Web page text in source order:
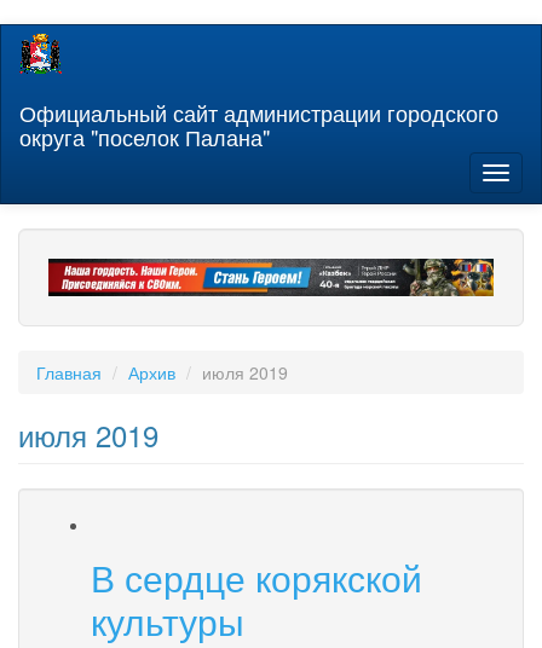
Перейти
содержанию
Официальный сайт администрации городского
округа "поселок Палана"
Главная Архив июля 2019
июля 2019
В сердце корякской
культуры